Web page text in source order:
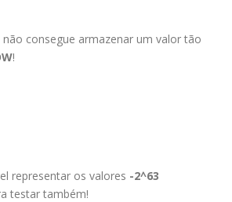
não consegue armazenar um valor tão
!
representar os valores -2^63
testar também!